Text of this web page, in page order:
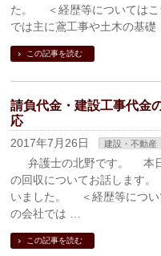
た。 ＜経歴等については
では主に鳶工事や土木の基礎
この記事を読む
請負代金・建設工事代金
応
2017年7月26日 建設・不動産
弁護士の北野です。 本日
の回収についてお話します
いました。 ＜経歴等につ
の会社では …
この記事を読む